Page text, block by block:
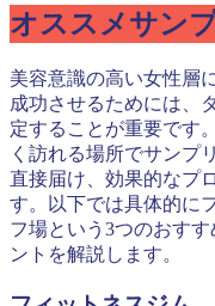
オススメサン
美容意識の高い女性層
成功させるためには、
定することが重要です
く訪れる場所でサンプ
直接届け、効果的なプ
す。以下では具体的に
フ場という3つのおす
ントを解説します。